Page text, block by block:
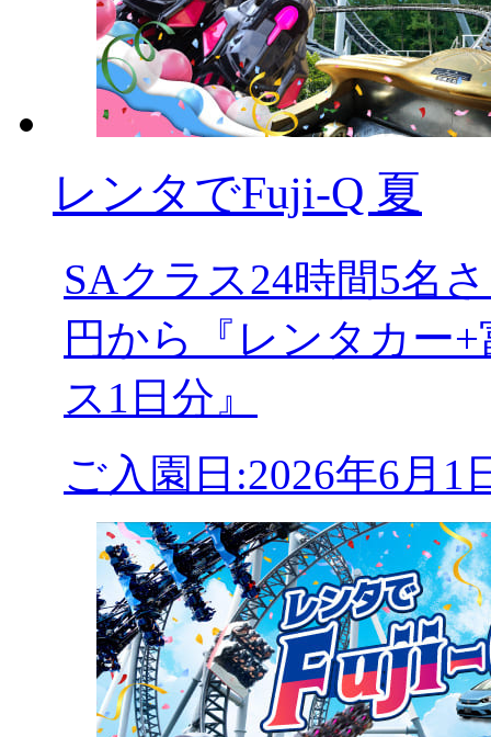
レンタでFuji-Q 夏
SAクラス24時間5名
円から『レンタカー
ス1日分』
ご入園日:2026年6月1